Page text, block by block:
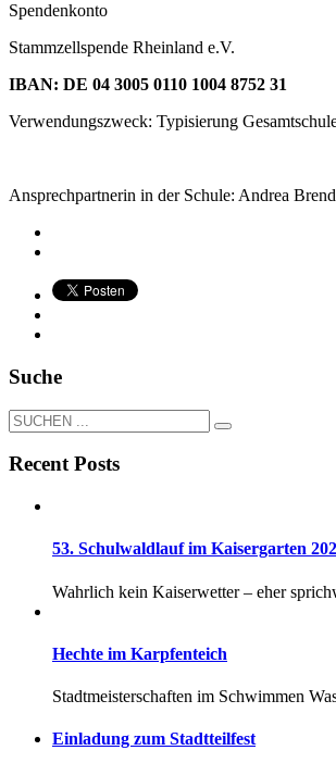
Spendenkonto
Stammzellspende Rheinland e.V.
IBAN: DE 04 3005 0110 1004 8752 31
Verwendungszweck: Typisierung
Ansprechpartnerin in der Schule: Andrea
Suche
Recent Posts
53. Schulwaldlauf im Kaisergarten
Wahrlich kein Kaiserwetter – eher
Hechte im Karpfenteich
Stadtmeisterschaften im Schwimmen
Einladung zum Stadtteilfest